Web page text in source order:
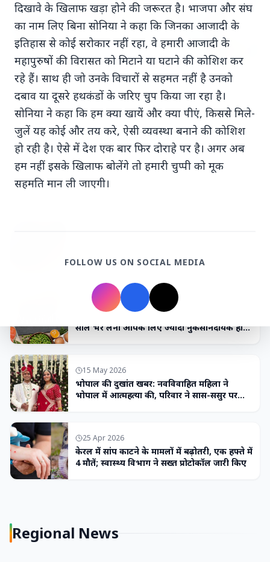
15 May 2026
केरल का नया मुख्यमंत्री बना वी.डी. सतीशन: ‘नए केरल’ का
वादा
का निधन
7 Jun 2026
विटामिन डी की वो चेतावनी जो कोई नहीं बताता इसे
साल भर लेना आपके लिए ज्यादा नुकसानदायक हो
15 May 2026
भोपाल की दुखांत खबर: नवविवाहित महिला ने
भोपाल में आत्महत्या की, परिवार ने सास-ससुर पर
25 Apr 2026
केरल में सांप काटने के मामलों में बढ़ोतरी, एक हफ्ते में
4 मौतें; स्वास्थ्य विभाग ने सख्त प्रोटोकॉल जारी किए
Regional News
दिखावे के खिलाफ खड़ा होने की जरूरत है। भाजपा और संघ
का नाम लिए बिना सोनिया ने कहा कि जिनका आजादी के
इतिहास से कोई सरोकार नहीं रहा, वे हमारी आजादी के
महापुरुषों की विरासत को मिटाने या घटाने की कोशिश कर
रहे हैं। साथ ही जो उनके विचारों से सहमत नहीं है उनको
दबाव या दूसरे हथकंडों के जरिए चुप किया जा रहा है।
सोनिया ने कहा कि हम क्या खायें और क्या पीएं, किससे मिले-
जुलें यह कोई और तय करे, ऐसी व्यवस्था बनाने की कोशिश
हो रही है। ऐसे में देश एक बार फिर दोराहे पर है। अगर अब
हम नहीं इसके खिलाफ बोलेंगे तो हमारी चुप्पी को मूक
सहमति मान ली जाएगी।
FOLLOW US ON SOCIAL MEDIA